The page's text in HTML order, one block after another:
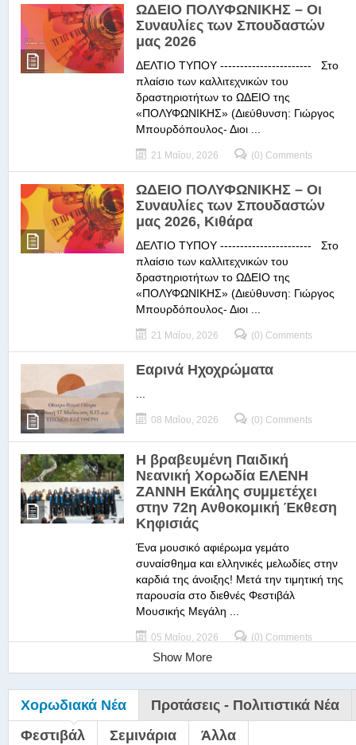
ΩΔΕΙΟ ΠΟΛΥΦΩΝΙΚΗΣ – Οι
Συναυλίες των Σπουδαστών
μας 2026
ΔΕΛΤΙΟ ΤΥΠΟΥ ----------------------- Στο
πλαίσιο των καλλιτεχνικών του
δραστηριοτήτων το ΩΔΕΙΟ της
«ΠΟΛΥΦΩΝΙΚΗΣ» (Διεύθυνση: Γιώργος
Μπουρδόπουλος- Διοι ...
21 Μαΐου, 2026 (0) Comments
ΩΔΕΙΟ ΠΟΛΥΦΩΝΙΚΗΣ – Οι
Συναυλίες των Σπουδαστών
μας 2026, Κιθάρα
ΔΕΛΤΙΟ ΤΥΠΟΥ ----------------------- Στο
πλαίσιο των καλλιτεχνικών του
δραστηριοτήτων το ΩΔΕΙΟ της
«ΠΟΛΥΦΩΝΙΚΗΣ» (Διεύθυνση: Γιώργος
Μπουρδόπουλος- Διοι ...
21 Μαΐου, 2026 (0) Comments
Εαρινά Ηχοχρώματα
08 Μαΐου, 2026 (0) Comments
Η βραβευμένη Παιδική
Νεανική Χορωδία ΕΛΕΝΗ
ΖΑΝΝΗ Εκάλης συμμετέχει
στην 72η Ανθοκομική Έκθεση
Κηφισιάς
Ένα μουσικό αφιέρωμα γεμάτο
συναίσθημα και ελληνικές μελωδίες στην
καρδιά της άνοιξης! Μετά την τιμητική της
παρουσία στο διεθνές Φεστιβάλ
Μουσικής Μεγάλη ...
05 Μαΐου, 2026 (0) Comments
Show More
Χορωδιακά Νέα
Προτάσεις - Πολιτιστικά Νέα
Φεστιβάλ
Σεμινάρια Άλλα